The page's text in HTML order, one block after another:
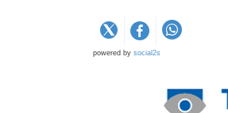
powered by social2s